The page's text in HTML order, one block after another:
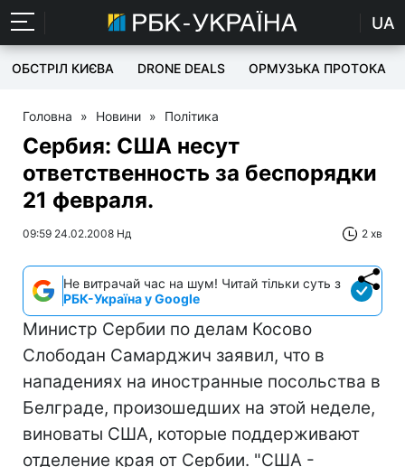
UA
ОБСТРІЛ КИЄВА DRONE DEALS ОРМУЗЬКА ПРОТОКА
Головна » Новини » Політика
Сербия: США несут
ответственность за беспорядки
21 февраля.
09:59 24.02.2008 Нд 2 хв
Не витрачай час на шум! Читай тільки суть з
РБК-Україна у Google
Министр Сербии по делам Косово
Слободан Самарджич заявил, что в
нападениях на иностранные посольства в
Белграде, произошедших на этой неделе,
виноваты США, которые поддерживают
отделение края от Сербии. "США -